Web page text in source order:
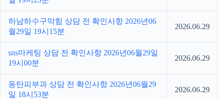
하남하수구막힘 상담 전 확인사항 2026년06
월29일 19시15분
2026.06.29
sns마케팅 상담 전 확인사항 2026년06월29일
19시00분
2026.06.29
동탄피부과 상담 전 확인사항 2026년06월29
일 18시53분
2026.06.29